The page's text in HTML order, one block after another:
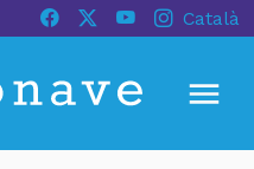
Català